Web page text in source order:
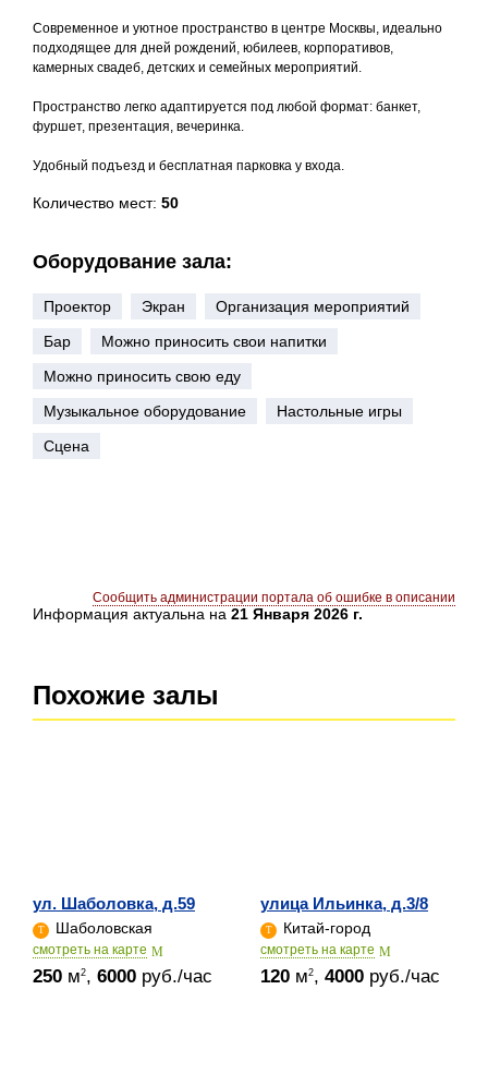
Современное и уютное пространство в центре Москвы, идеально
подходящее для дней рождений, юбилеев, корпоративов,
камерных свадеб, детских и семейных мероприятий.
Пространство легко адаптируется под любой формат: банкет,
фуршет, презентация, вечеринка.
Удобный подъезд и бесплатная парковка у входа.
Количество мест: 50
Оборудование зала:
Проектор Экран
Организация мероприятий
Бар
Можно приносить свои напитки
Можно приносить свою еду
Музыкальное оборудование
Настольные игры
Сцена
Сообщить администрации портала об ошибке в описании
Информация актуальна на 21 Января 2026 г.
Похожие залы
ул. Шаболовка, д.59
Шаболовская
cмотреть на карте
250 м2, 6000 руб./час
улица Ильинка, д.3/8
Китай-город
cмотреть на карте
120 м2, 4000 руб./час